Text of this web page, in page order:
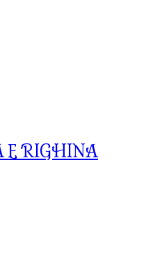
E RIGHINA